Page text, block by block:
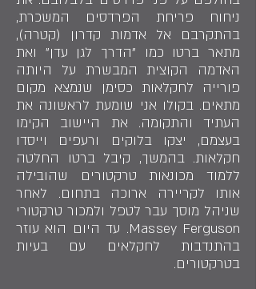
ניחוח פריחת הפרדסים המשכרת,
בהתקרבם אל אדמות קדרון (קטרה),
מתאר ברטו כמו "הדרך לגן עדן" ואת
האדמה הקוצית המבשרת על היותה
פורייה לחקלאות כסימן שנמצא מקום
מתאים. בקולו אני שומעת לראשונה את
העתיד והתקומה. את היישוב הקימו
בעצמם, יצקו בלוקים ורעפים וייסדו
חקלאות. בהמשך, קיבל ברטו החלטה
ללמוד מכונאות טרקטורים שהובילה
אותו לקריירה ארוכה בתחום. לאחר
שניהל מוסך עבר לטפל ולמכור טרקטורי
Massey Ferguson. עד היום הוא עוזר
בהתנדבות לחקלאים עם בעיות
בטרקטורים.